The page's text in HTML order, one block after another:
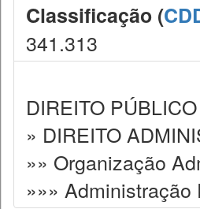
Classificação (
341.313
DIREITO
» DIREITO
»» Organização
»»» Administração